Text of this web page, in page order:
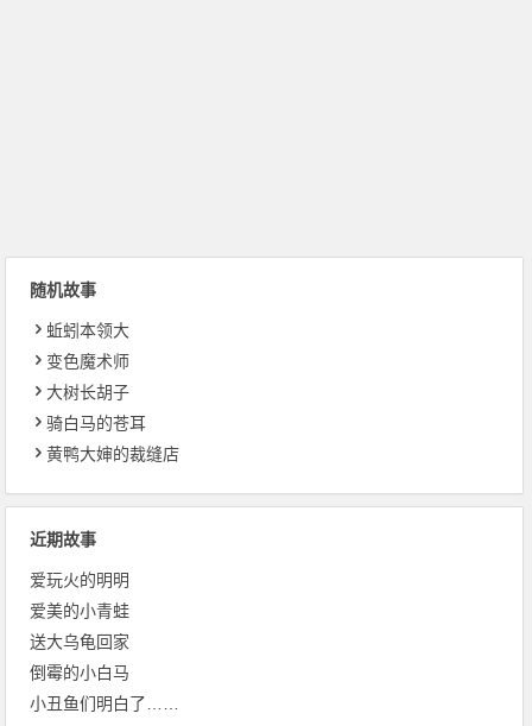
随机故事
蚯蚓本领大
变色魔术师
大树长胡子
骑白马的苍耳
黄鸭大婶的裁缝店
近期故事
爱玩火的明明
爱美的小青蛙
送大乌龟回家
倒霉的小白马
小丑鱼们明白了……